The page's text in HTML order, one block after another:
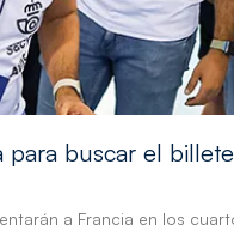
para buscar el
a Francia en los